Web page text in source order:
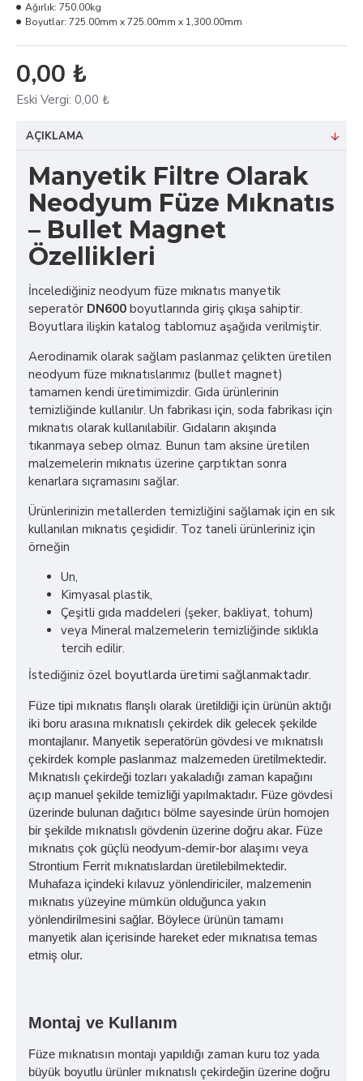
0,00 ₺
Eski Vergi: 0,00 ₺
Ağırlık: 750.00kg
Boyutlar: 725.00mm x 725.00mm x 1,300.00mm
AÇIKLAMA
Manyetik Filtre Olarak
Neodyum Füze Mıknatıs
– Bullet Magnet
Özellikleri
İncelediğiniz neodyum füze mıknatıs manyetik
seperatör DN600 boyutlarında giriş çıkışa sahiptir.
Boyutlara ilişkin katalog tablomuz aşağıda verilmiştir.
Aerodinamik olarak sağlam paslanmaz çelikten üretilen
neodyum füze mıknatıslarımız (bullet magnet)
tamamen kendi üretimimizdir. Gıda ürünlerinin
temizliğinde kullanılır. Un fabrikası için, soda fabrikası için
mıknatıs olarak kullanılabilir. Gıdaların akışında
tıkanmaya sebep olmaz. Bunun tam aksine üretilen
malzemelerin mıknatıs üzerine çarptıktan sonra
kenarlara sıçramasını sağlar.
Ürünlerinizin metallerden temizliğini sağlamak için en sık
kullanılan mıknatıs çeşididir. Toz taneli ürünleriniz için
örneğin
Un,
Kimyasal plastik,
Çeşitli gıda maddeleri (şeker, bakliyat, tohum)
veya Mineral malzemelerin temizliğinde sıklıkla
tercih edilir.
İstediğiniz özel boyutlarda üretimi sağlanmaktadır.
Füze tipi mıknatıs flanşlı olarak üretildiği için ürünün aktığı
iki boru arasına mıknatıslı çekirdek dik gelecek şekilde
montajlanır. Manyetik seperatörün gövdesi ve mıknatıslı
çekirdek komple paslanmaz malzemeden üretilmektedir.
Mıknatıslı çekirdeği tozları yakaladığı zaman kapağını
açıp manuel şekilde temizliği yapılmaktadır. Füze gövdesi
üzerinde bulunan dağıtıcı bölme sayesinde ürün homojen
bir şekilde mıknatıslı gövdenin üzerine doğru akar. Füze
mıknatıs çok güçlü neodyum-demir-bor alaşımı veya
Strontium Ferrit mıknatıslardan üretilebilmektedir.
Muhafaza içindeki kılavuz yönlendiriciler, malzemenin
mıknatıs yüzeyine mümkün olduğunca yakın
yönlendirilmesini sağlar. Böylece ürünün tamamı
manyetik alan içerisinde hareket eder mıknatısa temas
etmiş olur.
Montaj ve Kullanım
Füze mıknatısın montajı yapıldığı zaman kuru toz yada
büyük boyutlu ürünler mıknatıslı çekirdeğin üzerine doğru